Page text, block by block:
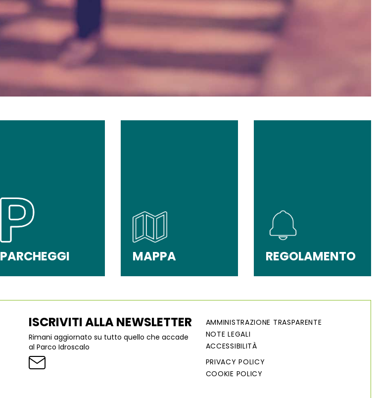
PARCHEGGI MAPPA REGOLAMENTO
ISCRIVITI ALLA NEWSLETTER
Rimani aggiornato su tutto quello che accade
al Parco Idroscalo
AMMINISTRAZIONE TRASPARENTE
NOTE LEGALI
ACCESSIBILITÀ
PRIVACY POLICY
COOKIE POLICY